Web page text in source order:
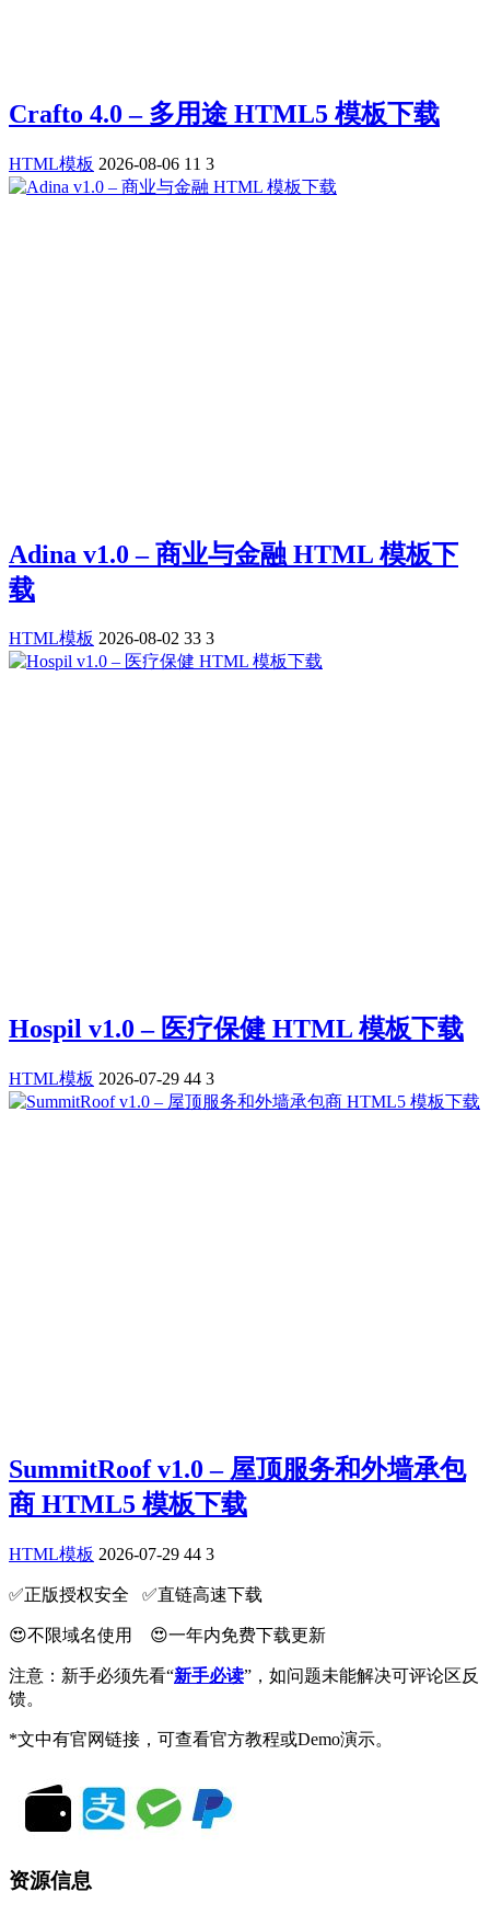
Crafto 4.0 – 多用途 HTML5 模板下载
HTML模板 2026-08-06 11 3
Adina v1.0 – 商业与金融 HTML 模板下
载
HTML模板 2026-08-02 33 3
Hospil v1.0 – 医疗保健 HTML 模板下载
HTML模板 2026-07-29 44 3
SummitRoof v1.0 – 屋顶服务和外墙承包
商 HTML5 模板下载
HTML模板 2026-07-29 44 3
✅️正版授权安全 ✅️直链高速下载
😍不限域名使用 😍一年内免费下载更新
注意：新手必须先看“新手必读”，如问题未能解决可评论区反
馈。
*文中有官网链接，可查看官方教程或Demo演示。
资源信息